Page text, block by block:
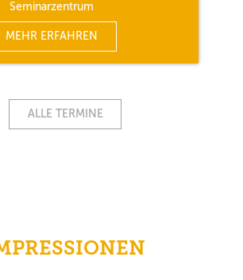
Seminarzentrum
MEHR ERFAHREN
ALLE TERMINE